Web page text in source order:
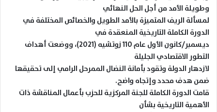
وطويلة الأمد من أجل الحل النهائي
لمسألة الريف المتميزة بالأمد الطويل والخصائص المختلفة في
الدورة الكاملة التاريخية المنعقدة في
ديسمبر/كانون الأول عام 110 زوتشيه (2021)، ووضعت أهداف
التطور الاقتصادي الجليلة
لازدهار الدولة وتقود بأمانة النضال الممرحل الرامي إلى تحقيقها
ضمن هدف محدد وإتجاه واضح.
قامت الدورة الكاملة للجنة المركزية للحزب بأعمال المناقشة ذات
الأهمية التاريخية بشأن